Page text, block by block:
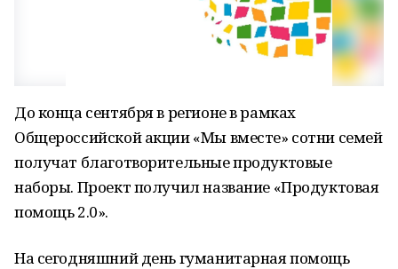
До конца сентября в регионе в рамках
Общероссийской акции «Мы вместе» сотни семей
получат благотворительные продуктовые
наборы. Проект получил название «Продуктовая
помощь 2.0».
На сегодняшний день гуманитарная помощь